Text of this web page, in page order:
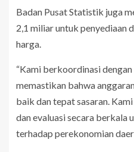
Badan Pusat Statistik juga
2,1 miliar untuk penyediaan
harga.
“Kami berkoordinasi
memastikan bahwa
baik dan tepat sasaran.
dan evaluasi secara berkala
terhadap perekonomian